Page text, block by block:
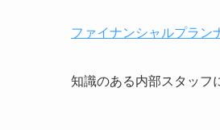
ファイナンシャルプラン
知識のある内部スタッフ